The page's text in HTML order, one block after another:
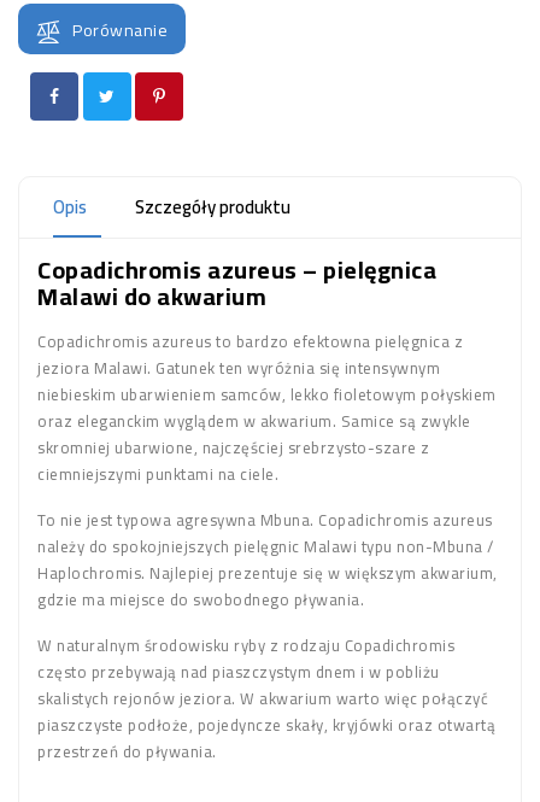
Porównanie
Opis Szczegóły produktu
Copadichromis azureus – pielęgnica
Malawi do akwarium
Copadichromis azureus to bardzo efektowna pielęgnica z
jeziora Malawi. Gatunek ten wyróżnia się intensywnym
niebieskim ubarwieniem samców, lekko fioletowym połyskiem
oraz eleganckim wyglądem w akwarium. Samice są zwykle
skromniej ubarwione, najczęściej srebrzysto-szare z
ciemniejszymi punktami na ciele.
To nie jest typowa agresywna Mbuna. Copadichromis azureus
należy do spokojniejszych pielęgnic Malawi typu non-Mbuna /
Haplochromis. Najlepiej prezentuje się w większym akwarium,
gdzie ma miejsce do swobodnego pływania.
W naturalnym środowisku ryby z rodzaju Copadichromis
często przebywają nad piaszczystym dnem i w pobliżu
skalistych rejonów jeziora. W akwarium warto więc połączyć
piaszczyste podłoże, pojedyncze skały, kryjówki oraz otwartą
przestrzeń do pływania.